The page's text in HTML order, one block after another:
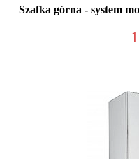
Szafka górna - system